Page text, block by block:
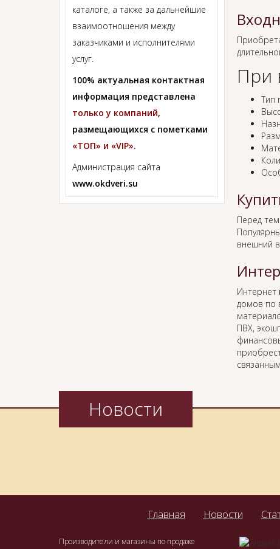
При
Тип
Перед тем
внешний
Интернет
домов по
ПВХ,
каталоге, а также за дальнейшие
взаимоотношения между
заказчиками и исполнителями
услуг.
100% актуальная контактная
информация представлена
только у компаний,
размещающихся с пометками
«ТОП» и «VIP».
Администрация сайта
www.okdveri.su
Новости
Главная Новости
Производители и магазины по продаже